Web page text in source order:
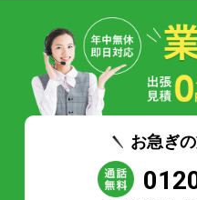
お急ぎ